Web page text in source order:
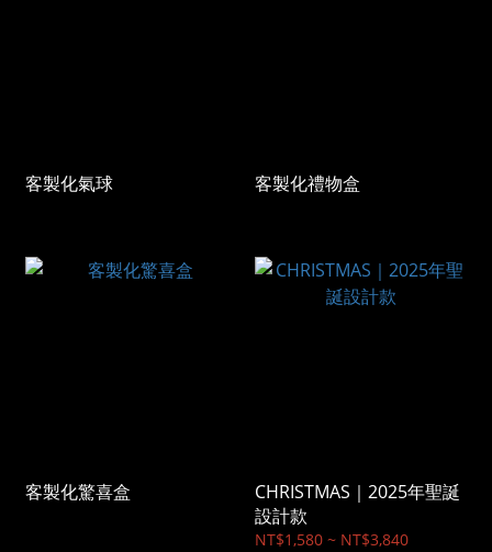
客製化氣球 客製化禮物盒
客製化驚喜盒
CHRISTMAS｜2025年聖誕
設計款
NT$1,580 ~ NT$3,840